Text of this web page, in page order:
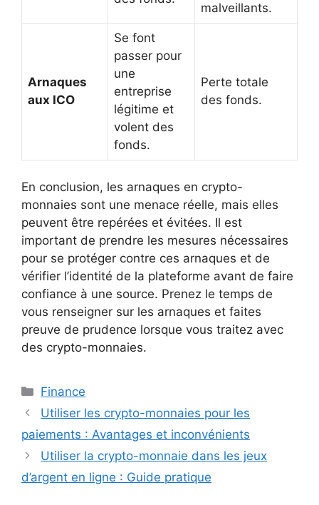
malveillants.
Arnaques
aux ICO
Se font
passer pour
une
entreprise
légitime et
volent des
fonds.
Perte totale
des fonds.
En conclusion, les arnaques en crypto-
monnaies sont une menace réelle, mais elles
peuvent être repérées et évitées. Il est
important de prendre les mesures nécessaires
pour se protéger contre ces arnaques et de
vérifier l’identité de la plateforme avant de faire
confiance à une source. Prenez le temps de
vous renseigner sur les arnaques et faites
preuve de prudence lorsque vous traitez avec
des crypto-monnaies.
Categories
Finance
Utiliser les crypto-monnaies pour les
paiements : Avantages et inconvénients
Utiliser la crypto-monnaie dans les jeux
d’argent en ligne : Guide pratique